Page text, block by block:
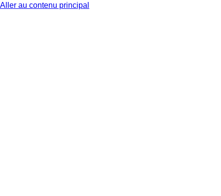
Aller au contenu principal